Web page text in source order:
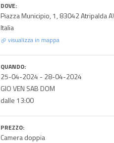
DOVE:
Piazza Municipio, 1, 83042 Atripalda
Italia
visualizza in mappa
QUANDO:
25-04-2024 -28-04-2024
GIO VEN SAB DOM
dalle 13:00
PREZZO:
Camera doppia